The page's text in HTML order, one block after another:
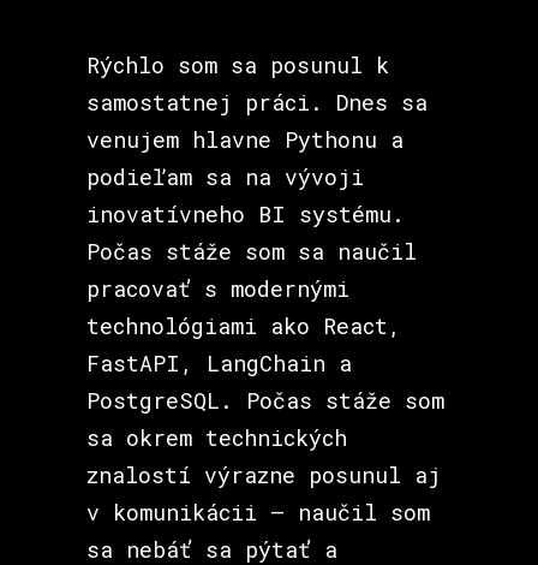
Rýchlo som sa posunul k
samostatnej práci. Dnes sa
venujem hlavne Pythonu a
podieľam sa na vývoji
inovatívneho BI systému.
Počas stáže som sa naučil
pracovať s modernými
technológiami ako React,
FastAPI, LangChain a
PostgreSQL. Počas stáže som
sa okrem technických
znalostí výrazne posunul aj
v komunikácii – naučil som
sa nebáť sa pýtať a